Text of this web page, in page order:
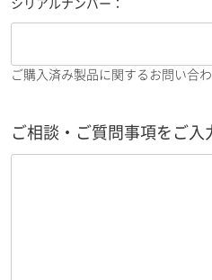
シリアルナンバー：
ご購入済み製品に関するお問い合
ご相談・ご質問事項をご入